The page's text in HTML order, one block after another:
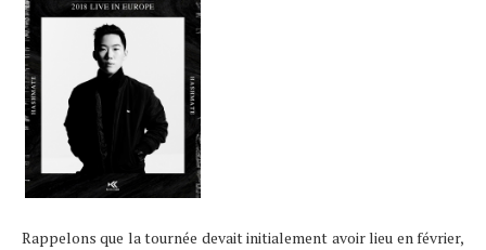
Rappelons que la tournée devait initialement avoir lieu en février,